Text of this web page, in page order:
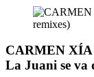
CARMEN XÍA
La Juani se va